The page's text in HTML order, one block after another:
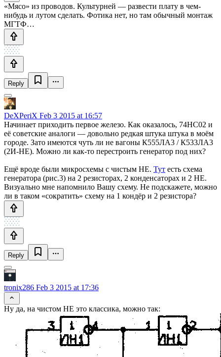
«Мясо» из проводов. Культурней — развести плату в чем-
нибудь и лутом сделать. Фотика нет, но там обычный монтаж
МГТФ…
Reply
DeXPeriX Feb 3 2015 at 16:57
Начинает приходить первое железо. Как оказалось, 74HC02 и
её советские аналоги — довольно редкая штука штука в моём
городе. Зато имеются чуть ли не вагоны К555ЛА3 / К533ЛА3
(2И-НЕ). Можно ли как-то перестроить генератор под них?
Ещё вроде были микросхемы с чистым НЕ. Тут есть схема
генератора (рис.3) на 2 резисторах, 2 конденсаторах и 2 НЕ.
Визуально мне напомнило Вашу схему. Не подскажете, можно
ли в таком «сократить» схему на 1 кондёр и 2 резистора?
Reply
tronix286 Feb 3 2015 at 17:36
Ну да, на чистом НЕ это классика, можно так: